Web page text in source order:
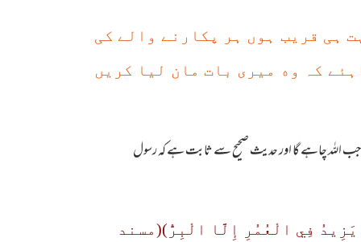
ہی قریب ہوں ہر پکارنے والے کی
کہ وه میری بات مان لیا کریں
جب اللہ چاہے گا اور حدیث صحیح سے ثابت ہے کہ رسول
فِي الْعُمُرِ إِلَّا الْبِرُّ)(مسند